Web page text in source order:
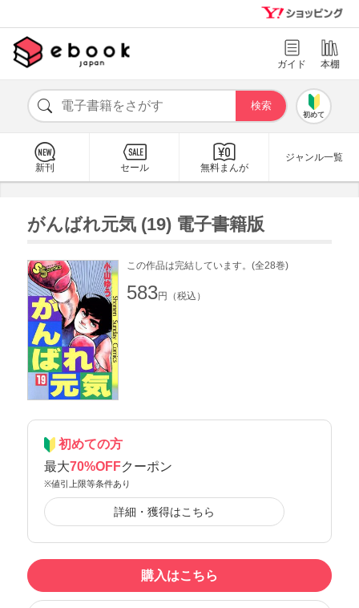
ガイド 本棚
初めて
新刊 セール 無料まんが
ジャンル一覧
がんばれ元気 (19) 電子書籍版
この作品は完結しています。(全28巻)
583円（税込）
初めての方
最大70%OFFクーポン
※値引上限等条件あり
詳細・獲得はこちら
購入はこちら